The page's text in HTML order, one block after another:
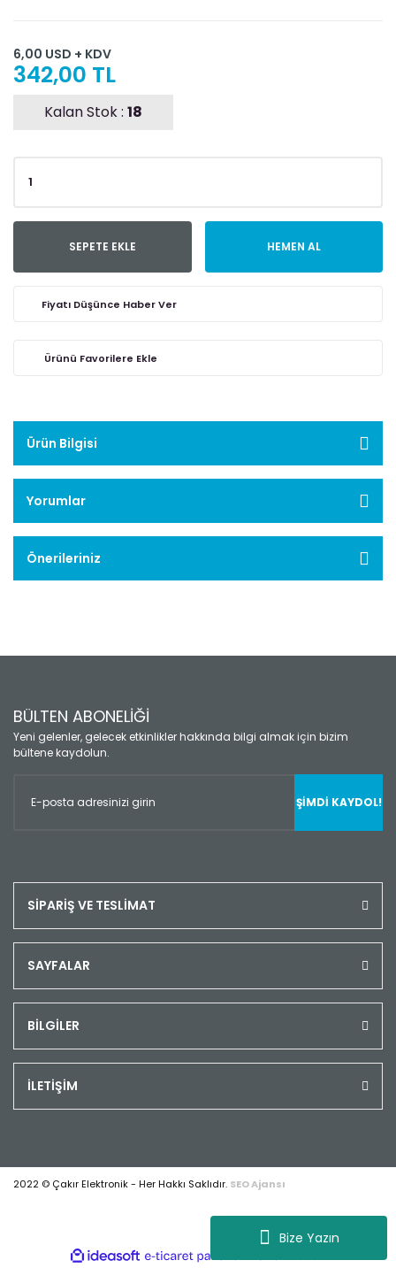
Bize Yazın
6,00 USD + KDV
342,00 TL
Kalan Stok : 18
SEPETE EKLE HEMEN AL
Fiyatı Düşünce Haber Ver
Ürün Bilgisi
Yorumlar
Önerileriniz
BÜLTEN ABONELİĞİ
Yeni gelenler, gelecek etkinlikler hakkında bilgi almak için bizim
bültene kaydolun.
ŞİMDİ KAYDOL!
SİPARİŞ VE TESLİMAT
SAYFALAR
BİLGİLER
İLETİŞİM
2022 © Çakır Elektronik - Her Hakkı Saklıdır. SEO Ajansı
ideasoft